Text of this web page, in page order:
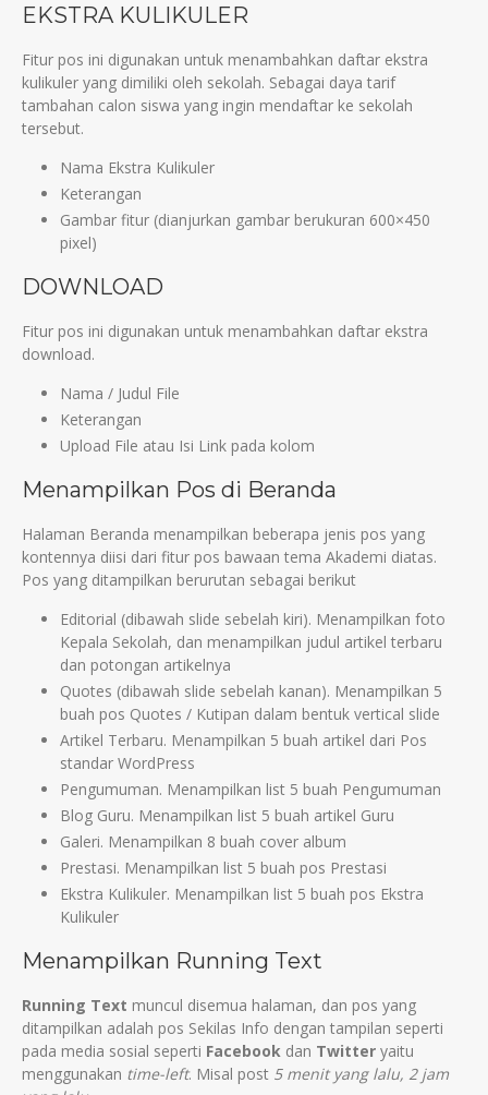
EKSTRA KULIKULER
Fitur pos ini digunakan untuk menambahkan daftar ekstra
kulikuler yang dimiliki oleh sekolah. Sebagai daya tarif
tambahan calon siswa yang ingin mendaftar ke sekolah
tersebut.
Nama Ekstra Kulikuler
Keterangan
Gambar fitur (dianjurkan gambar berukuran 600×450
pixel)
DOWNLOAD
Fitur pos ini digunakan untuk menambahkan daftar ekstra
download.
Nama / Judul File
Keterangan
Upload File atau Isi Link pada kolom
Menampilkan Pos di Beranda
Halaman Beranda menampilkan beberapa jenis pos yang
kontennya diisi dari fitur pos bawaan tema Akademi diatas.
Pos yang ditampilkan berurutan sebagai berikut
Editorial (dibawah slide sebelah kiri). Menampilkan foto
Kepala Sekolah, dan menampilkan judul artikel terbaru
dan potongan artikelnya
Quotes (dibawah slide sebelah kanan). Menampilkan 5
buah pos Quotes / Kutipan dalam bentuk vertical slide
Artikel Terbaru. Menampilkan 5 buah artikel dari Pos
standar WordPress
Pengumuman. Menampilkan list 5 buah Pengumuman
Blog Guru. Menampilkan list 5 buah artikel Guru
Galeri. Menampilkan 8 buah cover album
Prestasi. Menampilkan list 5 buah pos Prestasi
Ekstra Kulikuler. Menampilkan list 5 buah pos Ekstra
Kulikuler
Menampilkan Running Text
Running Text muncul disemua halaman, dan pos yang
ditampilkan adalah pos Sekilas Info dengan tampilan seperti
pada media sosial seperti Facebook dan Twitter yaitu
menggunakan time-left. Misal post 5 menit yang lalu, 2 jam